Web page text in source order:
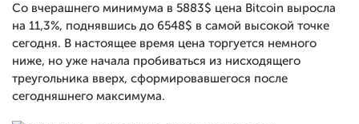
Со вчерашнего минимума в 5883$ цена Bitcoin выросла
на 11,3%, поднявшись до 6548$ в самой высокой точке
сегодня. В настоящее время цена торгуется немного
ниже, но уже начала пробиваться из нисходящего
треугольника вверх, сформировавшегося после
сегодняшнего максимума.